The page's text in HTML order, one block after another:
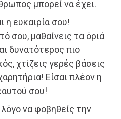
μπορεί να έχει.
η ευκαιρία σου!
σου, μαθαίνεις τα όριά
δυνατότερος πιο
χτίζεις γερές βάσεις
Είσαι πλέον η
σου!
να φοβηθείς την